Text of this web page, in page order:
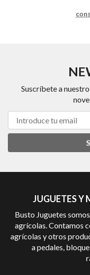
Suscríbete a
JUGUETES Y
Busto Juguetes
agrícolas. Contamos
agrícolas y otros
a pedales,